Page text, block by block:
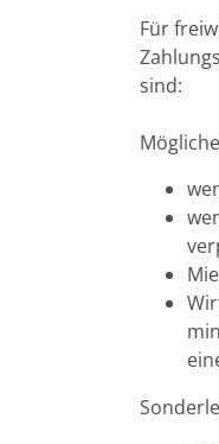
Für
sind: